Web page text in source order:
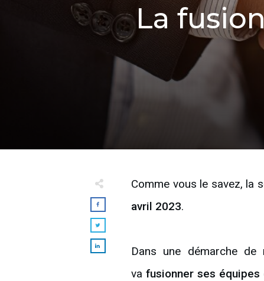
La
Comme vous le savez, la
avril 2023.
Dans une démarche de
va fusionner ses équipes